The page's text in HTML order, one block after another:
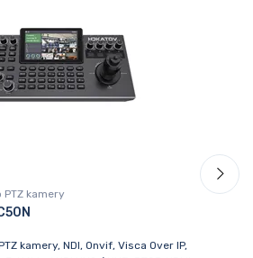
kamery
kamery, NDI, Onvif, Visca Over IP,